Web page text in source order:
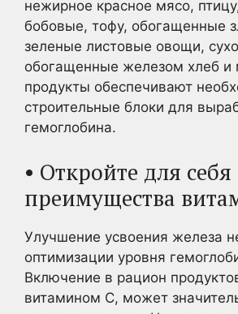
нежирное красное мясо,
бобовые, тофу, обогащенные
зеленые листовые овощи,
обогащенные железом хлеб и
продукты обеспечивают
строительные блоки для
гемоглобина.
• Откройте для себя
преимущества
Улучшение усвоения железа
оптимизации уровня
Включение в рацион
витамином С, может